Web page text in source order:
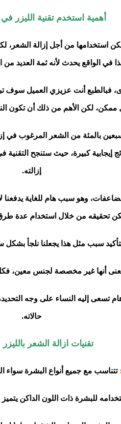
أهمية استخدم تقنية الليزر في
استخدامها من أجل إزالة الشعر،
في الواقع يحدث لأنه ثمة العديد من
فبالطبع أنت عزيزي العميل
لكن الأهم من ذلك أن تكون
سبعين بالمئة من الشعر المرغوب في
إيجابية كبيرة، حيث ستنجح
إزالته.
وهو سبب هام للغاية يدفعنا
تحقيقه من خلال استخدام عدة
سبب مثل هذا يجعلنا نلجأ بشكل
أنها غير مخصصة لجنس معين، فكل
تسعى إليه النساء على وجه
حالاته.
تقنيات ازالة الشعر
: تتناسب مع جميع أنواع البشرة سواء
للبشرة ذات اللون الداكن